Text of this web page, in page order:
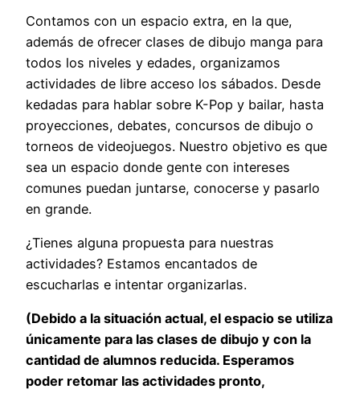
Contamos con un espacio extra, en la que,
además de ofrecer clases de dibujo manga para
todos los niveles y edades, organizamos
actividades de libre acceso los sábados. Desde
kedadas para hablar sobre K-Pop y bailar, hasta
proyecciones, debates, concursos de dibujo o
torneos de videojuegos. Nuestro objetivo es que
sea un espacio donde gente con intereses
comunes puedan juntarse, conocerse y pasarlo
en grande.
¿Tienes alguna propuesta para nuestras
actividades? Estamos encantados de
escucharlas e intentar organizarlas.
(Debido a la situación actual, el espacio se utiliza
únicamente para las clases de dibujo y con la
cantidad de alumnos reducida. Esperamos
poder retomar las actividades pronto,